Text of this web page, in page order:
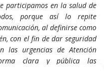
participamos en la salud de
porque así lo repite
al definirse como
con el fin de dar seguridad
las urgencias de Atención
clara y pública las